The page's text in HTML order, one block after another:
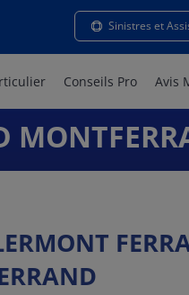
Sinistres et
Conseils Pro Avis